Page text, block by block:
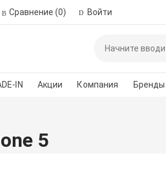
Сравнение (0) Войти
IN Акции Компания Бренды
5